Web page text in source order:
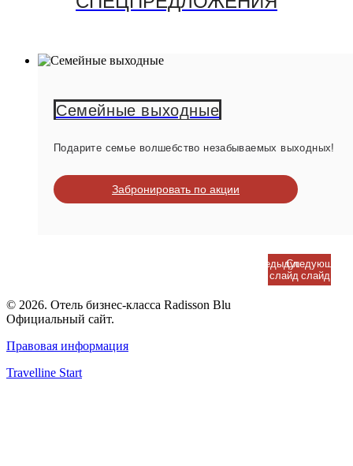
Семейные выходные
Подарите семье волшебство незабываемых выходных!
Забронировать по акции
Предыдущий
слайд
Следующий
слайд
© 2026. Отель бизнес-класса Radisson Blu
Официальный сайт.
Правовая информация
Travelline Start